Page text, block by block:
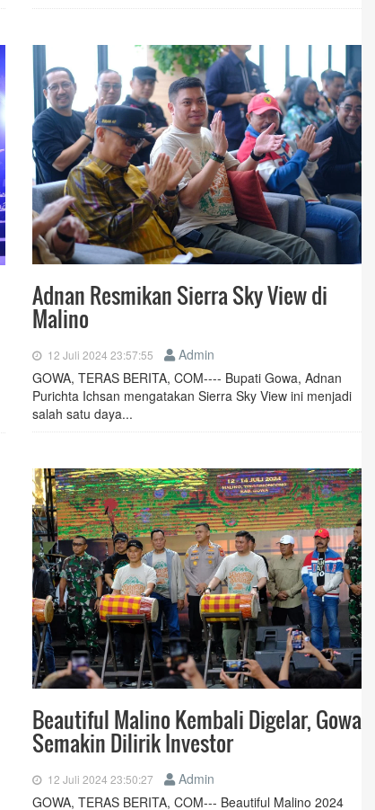
Adnan Resmikan Sierra Sky View di
Malino
12 Juli 2024 23:57:55
Admin
GOWA, TERAS BERITA, COM---- Bupati Gowa, Adnan
Purichta Ichsan mengatakan Sierra Sky View ini menjadi
salah satu daya...
Beautiful Malino Kembali Digelar, Gowa
Semakin Dilirik Investor
12 Juli 2024 23:50:27
Admin
GOWA, TERAS BERITA, COM--- Beautiful Malino 2024